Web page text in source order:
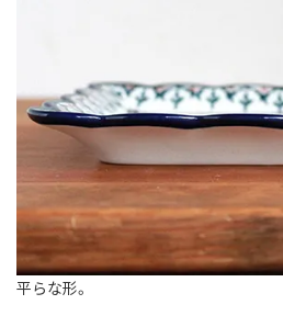
平らな形。